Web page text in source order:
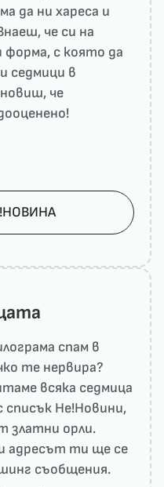
да ни харесa и
че си на
с която да
седмици в
че
спам в
те нервира?
всяка седмица
He!Новини,
златни орли.
адресът ти ще се
съобщения.